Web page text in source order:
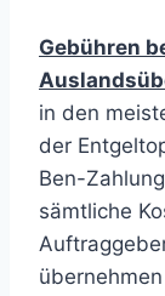
Gebühren
in den
der
Ben-
sämtliche